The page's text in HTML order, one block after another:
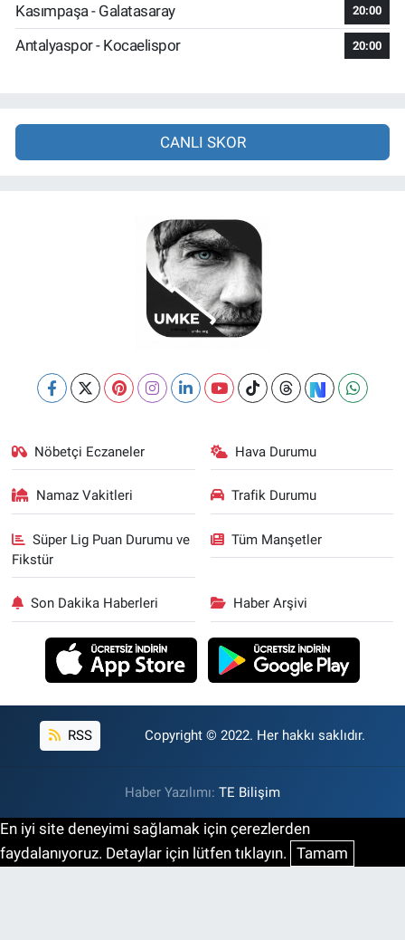
Kasımpaşa - Galatasaray 20:00
Antalyaspor - Kocaelispor 20:00
CANLI SKOR
Nöbetçi Eczaneler Hava Durumu
Namaz Vakitleri Trafik Durumu
Süper Lig Puan Durumu ve
Fikstür
Tüm Manşetler
Son Dakika Haberleri Haber Arşivi
RSS Copyright © 2022. Her hakkı saklıdır.
Haber Yazılımı: TE Bilişim
En iyi site deneyimi sağlamak için çerezlerden
faydalanıyoruz. Detaylar için lütfen tıklayın. Tamam